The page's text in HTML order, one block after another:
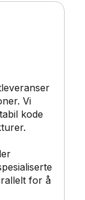
Vi
kode
for å